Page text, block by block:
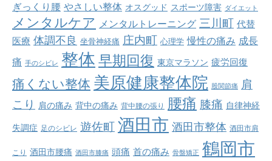
ぎっくり腰 やさしい整体 オスグッド スポーツ障害 ダイエット
メンタルケア メンタルトレーニング 三川町 代替
医療 体調不良 坐骨神経痛 庄内町 心理学 慢性の痛み 成長
痛 手のシビレ 整体 早期回復 東京マラソン 疲労回復
痛くない整体 美原健康整体院 股関節痛 肩
こり 肩の痛み 背中の痛み 背中腰の張り 腰痛 膝痛 自律神経
失調症 足のシビレ 遊佐町 酒田市 酒田市整体 酒田市肩
こり 酒田市腰痛 酒田市膝痛 頭痛 首の痛み 骨盤矯正 鶴岡市